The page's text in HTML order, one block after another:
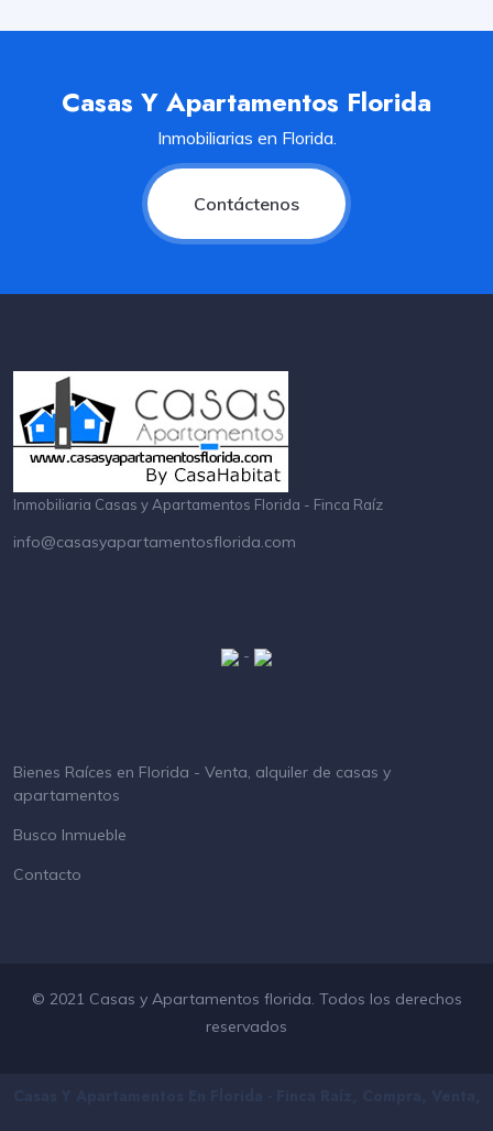
Casas Y Apartamentos Florida
Inmobiliarias en Florida.
Contáctenos
Inmobiliaria Casas y Apartamentos Florida - Finca Raíz
info@casasyapartamentosflorida.com
-
Bienes Raíces en Florida - Venta, alquiler de casas y
apartamentos
Busco Inmueble
Contacto
© 2021 Casas y Apartamentos florida. Todos los derechos
reservados